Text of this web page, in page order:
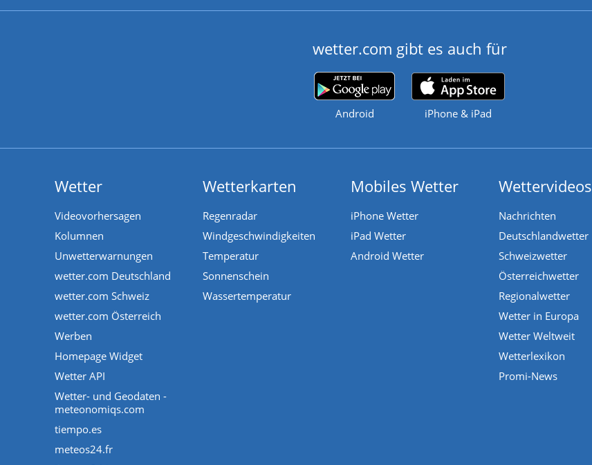
wetter.com gibt es auch für
Android iPhone & iPad
Wetter
Videovorhersagen
Kolumnen
Unwetterwarnungen
wetter.com Deutschland
wetter.com Schweiz
wetter.com Österreich
Werben
Homepage Widget
Wetter API
Wetter- und Geodaten -
meteonomiqs.com
tiempo.es
meteos24.fr
Wetterkarten
Regenradar
Windgeschwindigkeiten
Temperatur
Sonnenschein
Wassertemperatur
Mobiles Wetter
iPhone Wetter
iPad Wetter
Android Wetter
Wettervideos
Nachrichten
Deutschlandwetter
Schweizwetter
Österreichwetter
Regionalwetter
Wetter in Europa
Wetter Weltweit
Wetterlexikon
Promi-News